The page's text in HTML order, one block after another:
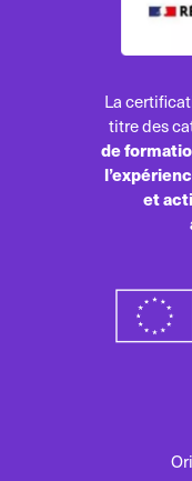
La
titre des
de
et